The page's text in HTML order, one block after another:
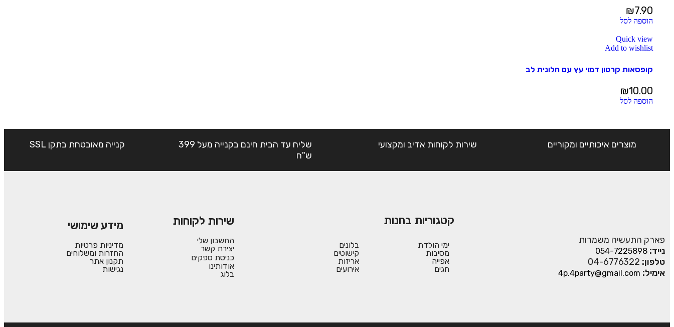
₪7.90
הוספה לסל
Quick view
Add to wishlist
קופסאות קרטון דמוי עץ עם חלונית לב
₪10.00
הוספה לסל
מוצרים איכותיים ומקוריים שירות לקוחות אדיב ומקצועי
שליח עד הבית חינם בקנייה מעל 399
ש"ח
קנייה מאובטחת בתקן SSL
פארק התעשיה משמרות
נייד: 054-7225898
טלפון: 04-6776322
אימיל: 4p.4party@gmail.com
קטגוריות בחנות
ימי הולדת
מסיבות
אפייה
חגים
בלונים
קישוטים
אריזות
אירועים
שירות לקוחות
החשבון שלי
יצירת קשר
כניסת ספקים
אודותינו
בלוג
מידע שימושי
מדיניות פרטיות
החזרות ומשלוחים
תקנון אתר
נגישות